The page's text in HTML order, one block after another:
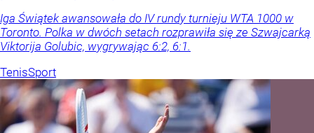
Iga Świątek awansowała do IV rundy turnieju WTA 1000 w
Toronto. Polka w dwóch setach rozprawiła się ze Szwajcarką
Viktorija Golubic, wygrywając 6:2, 6:1.
TenisSport